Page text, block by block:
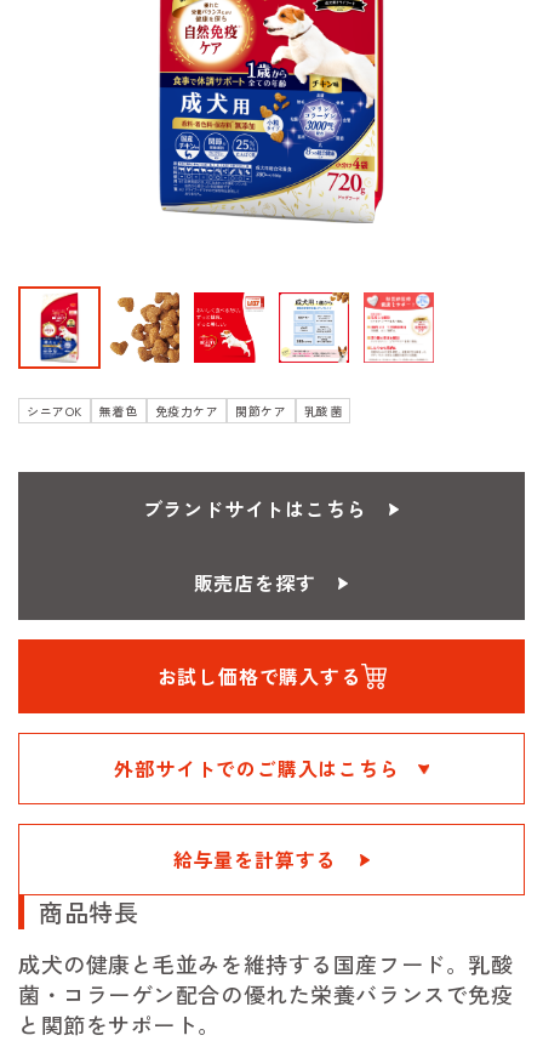
シニアOK 無着色 免疫力ケア 関節ケア 乳酸菌
ブランドサイトはこちら
販売店を探す
お試し価格で購入する
外部サイトでのご購入はこちら
給与量を計算する
商品特長
成犬の健康と毛並みを維持する国産フード。乳酸
菌・コラーゲン配合の優れた栄養バランスで免疫
と関節をサポート。